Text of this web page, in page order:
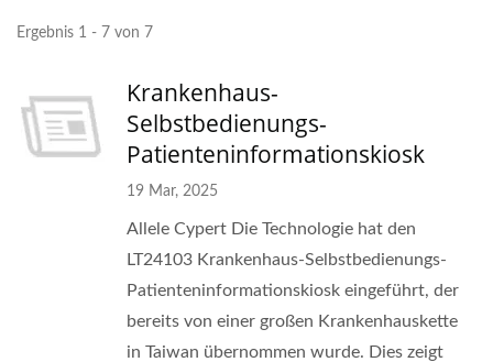
Ergebnis 1 - 7 von 7
Krankenhaus-
Selbstbedienungs-
Patienteninformationskiosk
19 Mar, 2025
Allele Cypert Die Technologie hat den
LT24103 Krankenhaus-Selbstbedienungs-
Patienteninformationskiosk eingeführt, der
bereits von einer großen Krankenhauskette
in Taiwan übernommen wurde. Dies zeigt